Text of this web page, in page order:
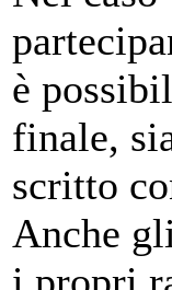
è
finale,
scritto
Anche